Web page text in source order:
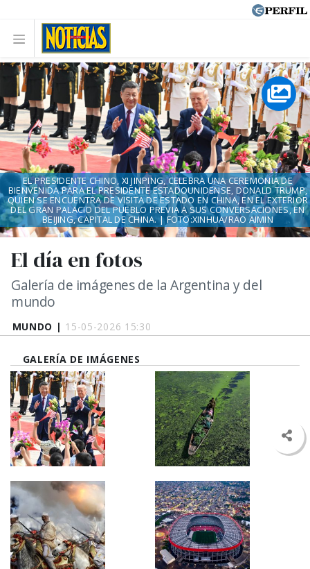
MUNDO | 15-05-2026 15:30
El día en fotos
Galería de imágenes de la Argentina y del
mundo
EL PRESIDENTE CHINO, XI JINPING, CELEBRA UNA CEREMONIA DE
BIENVENIDA PARA EL PRESIDENTE ESTADOUNIDENSE, DONALD TRUMP,
QUIEN SE ENCUENTRA DE VISITA DE ESTADO EN CHINA, EN EL EXTERIOR
DEL GRAN PALACIO DEL PUEBLO PREVIA A SUS CONVERSACIONES, EN
BEIJING, CAPITAL DE CHINA. | FOTO:XINHUA/RAO AIMIN
GALERÍA DE IMÁGENES